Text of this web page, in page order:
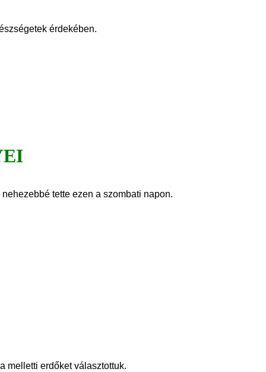
érdekében.
tette ezen a szombati napon.
melletti erdőket választottuk.